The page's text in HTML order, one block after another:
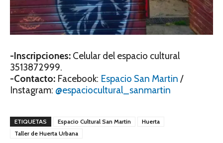
-Inscripciones: Celular del espacio cultural
3513872999.
-Contacto: Facebook: Espacio San Martin /
Instagram: @espaciocultural_sanmartin
ETIQUETAS Espacio Cultural San Martin
Huerta
Taller de Huerta Urbana